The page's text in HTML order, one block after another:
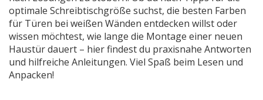
optimale Schreibtischgröße suchst, die besten Farben
für Türen bei weißen Wänden entdecken willst oder
wissen möchtest, wie lange die Montage einer neuen
Haustür dauert – hier findest du praxisnahe Antworten
und hilfreiche Anleitungen. Viel Spaß beim Lesen und
Anpacken!